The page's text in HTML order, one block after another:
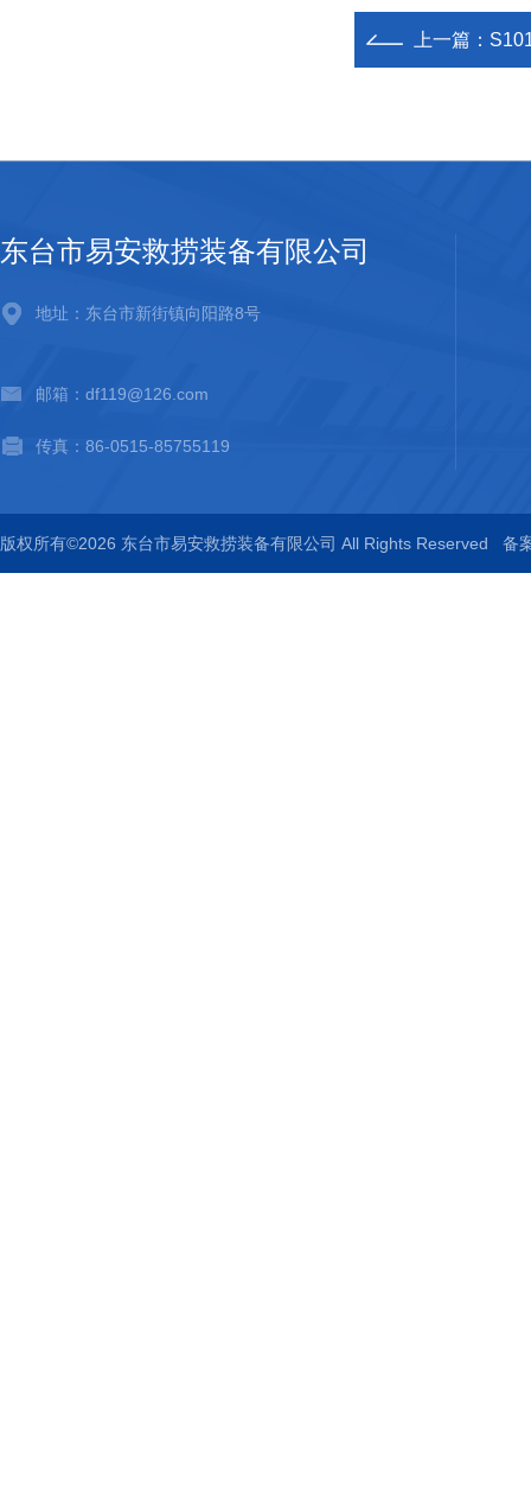
上一篇：
东台市易安救捞装备有限公司
地址：东台市新街镇向阳路8号
邮箱：df119@126.com
传真：86-0515-85755119
版权所有©2026 东台市易安救捞装备有限公司 All Rights Reserved 备